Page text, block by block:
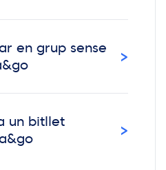
en grup sense
›
un bitllet
›